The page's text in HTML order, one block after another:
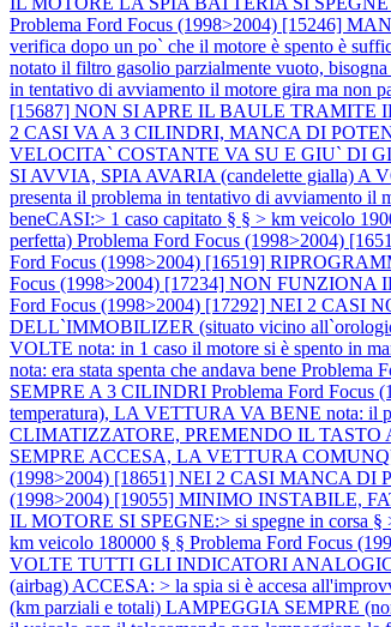
Problema Ford Focus (1998>2004) [15246]
verifica dopo un po` che il motore è spento è
notato il filtro gasolio parzialmente vuoto,
in tentativo di avviamento il motore gira ma non
[15687] NON SI APRE IL BAULE TRAMITE
2 CASI VA A 3 CILINDRI, MANCA DI
VELOCITA` COSTANTE VA SU E GIU` DI
SI AVVIA, SPIA AVARIA (candelette gialla) A
presenta il problema in tentativo di avviamento il
beneCASI:> 1 caso capitato § § > km veicolo
perfetta) Problema Ford Focus (1998>2004)
Ford Focus (1998>2004) [16519]
Focus (1998>2004) [17234] NON FUNZIONA
Ford Focus (1998>2004) [17292] NEI 2
DELL`IMMOBILIZER (situato vicino
VOLTE nota: in 1 caso il motore si è spento in
nota: era stata spenta che andava bene Problema
SEMPRE A 3 CILINDRI Problema Ford Focus
temperatura), LA VETTURA VA BENE nota: il
CLIMATIZZATORE, PREMENDO IL TASTO
SEMPRE ACCESA, LA VETTURA
(1998>2004) [18651] NEI 2 CASI MANCA DI
(1998>2004) [19055] MINIMO INSTABILE,
IL MOTORE SI SPEGNE:> si spegne in corsa §
km veicolo 180000 § § Problema Ford Focus
VOLTE TUTTI GLI INDICATORI
(airbag) ACCESA: > la spia si è accesa
(km parziali e totali) LAMPEGGIA SEMPRE